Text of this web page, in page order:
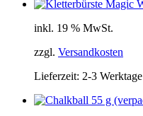
inkl. 19 % MwSt.
zzgl. Versandkosten
Lieferzeit: 2-3 Werktage